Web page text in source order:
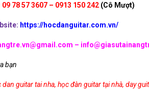
09 78 57 3607 – 0913 150 242 (Cô Mượt)
https://hocdanguitar.com.vn/
–
bạn
dan guitar tai nha, học đàn guitar tại nhà, day